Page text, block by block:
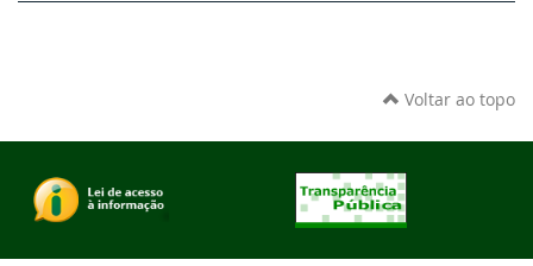
Voltar ao topo